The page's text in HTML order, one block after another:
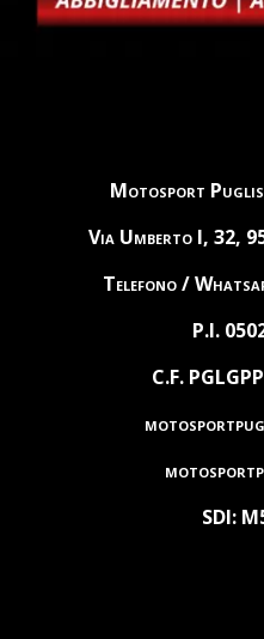
Motosport
Via Umberto I, 32,
Telefono /
P.I.
C.F.
SDI: